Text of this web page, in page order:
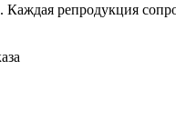
репродукция